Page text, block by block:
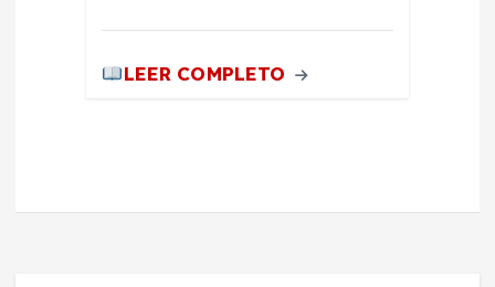
LEER COMPLETO